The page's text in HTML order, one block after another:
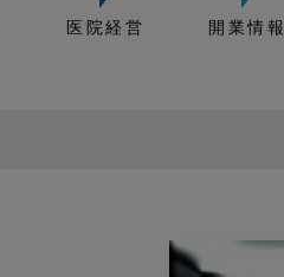
医院経営 開業情報